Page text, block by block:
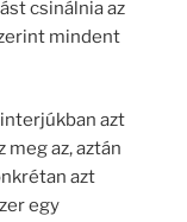
csinálnia az
mindent
azt
az, aztán
azt
egy